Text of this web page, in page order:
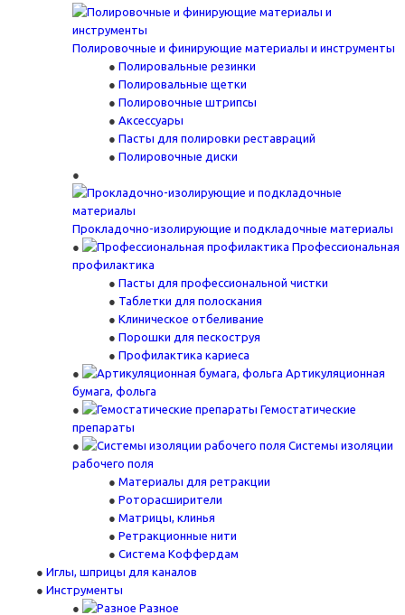
Полировочные и финирующие материалы и инструменты
Полировальные резинки
Полировальные щетки
Полировочные штрипсы
Аксессуары
Пасты для полировки реставраций
Полировочные диски
Прокладочно-изолирующие и подкладочные материалы
Профессиональная
профилактика
Пасты для профессиональной чистки
Таблетки для полоскания
Клиническое отбеливание
Порошки для пескоструя
Профилактика кариеса
Артикуляционная
бумага, фольга
Гемостатические
препараты
Системы изоляции
рабочего поля
Материалы для ретракции
Роторасширители
Матрицы, клинья
Ретракционные нити
Система Коффердам
Иглы, шприцы для каналов
Инструменты
Разное